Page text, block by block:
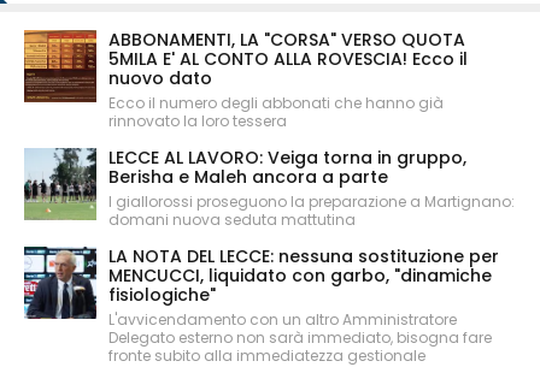
ABBONAMENTI, LA "CORSA" VERSO QUOTA
5MILA E' AL CONTO ALLA ROVESCIA! Ecco il
nuovo dato
Ecco il numero degli abbonati che hanno già
rinnovato la loro tessera
LECCE AL LAVORO: Veiga torna in gruppo,
Berisha e Maleh ancora a parte
I giallorossi proseguono la preparazione a Martignano:
domani nuova seduta mattutina
LA NOTA DEL LECCE: nessuna sostituzione per
MENCUCCI, liquidato con garbo, "dinamiche
fisiologiche"
L'avvicendamento con un altro Amministratore
Delegato esterno non sarà immediato, bisogna fare
fronte subito alla immediatezza gestionale